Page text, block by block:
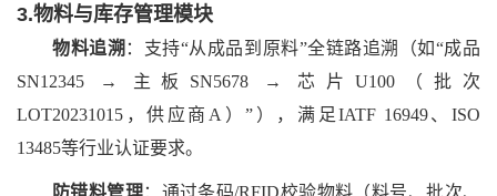
3.物料与库存管理模块
物料追溯 ：支持“从成品到原料”全链路追溯（如“成品
SN12345 → 主板SN5678 → 芯片U100（批次
LOT20231015，供应商A）”），满足IATF 16949、ISO
13485等行业认证要求。
防错料管理：通过条码/RFID校验物料（料号、批次、